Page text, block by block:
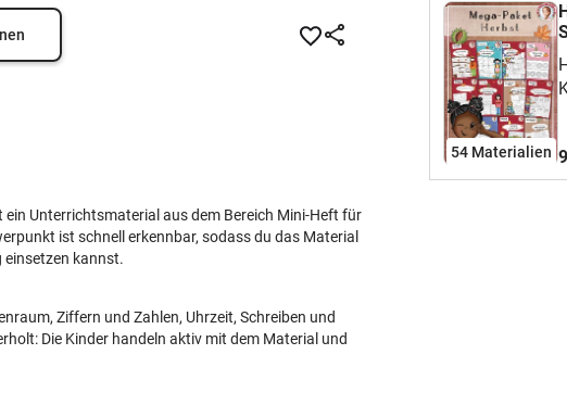
ein Unterrichtsmaterial aus dem Bereich Mini-Heft für
ist schnell erkennbar, sodass du das Material
einsetzen kannst.
Ziffern und Zahlen, Uhrzeit, Schreiben und
Die Kinder handeln aktiv mit dem Material und
54 Materialien